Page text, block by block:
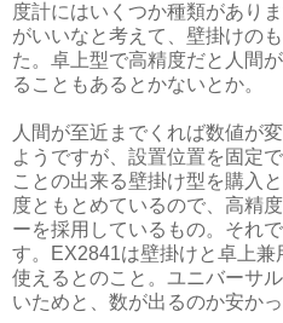
度計にはいくつか種類があり
がいいなと考えて、壁掛けの
た。卓上型で高精度だと人間
ることもあるとかないとか。
人間が至近までくれば数値が
ようですが、設置位置を固定
ことの出来る壁掛け型を購入
度ともとめているので、高精
ーを採用しているもの。それ
す。EX2841は壁掛けと卓上
使えるとのこと。ユニバーサ
いためと、数が出るのか安かっ